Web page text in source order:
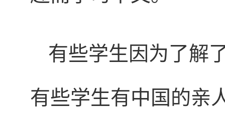
有些学生因为了解
有些学生有中国的亲